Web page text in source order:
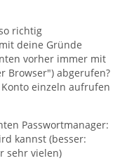
richtig
deine Gründe
vorher immer mit
Browser") abgerufen?
einzeln aufrufen
Passwortmanager:
kannst (besser:
sehr vielen)